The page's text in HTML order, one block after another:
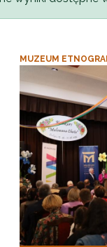
MUZEUM